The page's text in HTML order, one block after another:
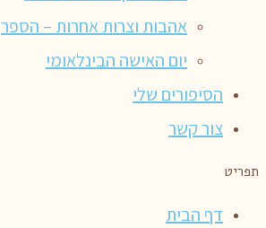
אהבות וצרות אחרות – הספר
יום האישה הבינלאומי
הסיפורים שלי
צור קשר
תפריט
דף הבית